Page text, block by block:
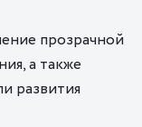
прозрачной
а также
развития